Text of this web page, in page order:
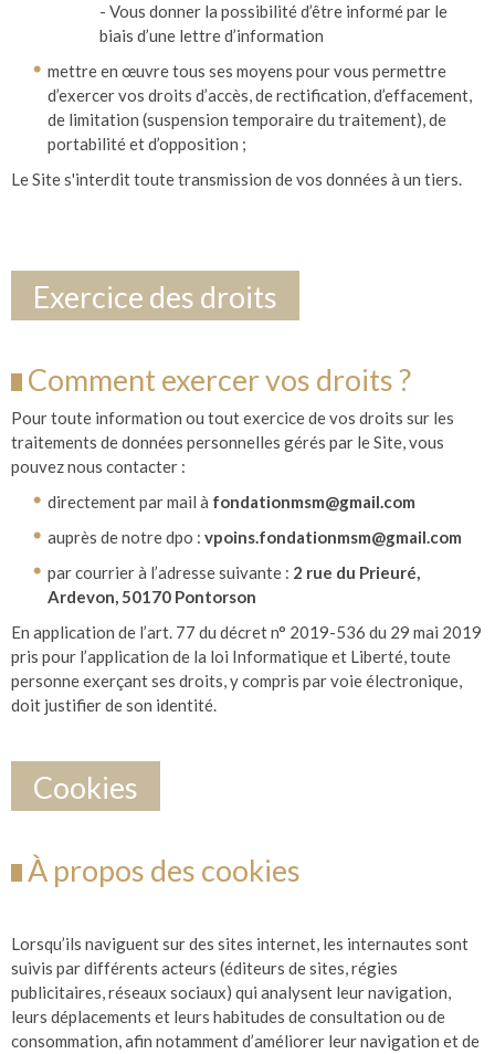
- Vous donner la possibilité d’être informé par le
biais d’une lettre d’information
mettre en œuvre tous ses moyens pour vous permettre
d’exercer vos droits d’accès, de rectification, d’effacement,
de limitation (suspension temporaire du traitement), de
portabilité et d’opposition ;
Le Site s'interdit toute transmission de vos données à un tiers.
Exercice des droits
Comment exercer vos droits ?
Pour toute information ou tout exercice de vos droits sur les
traitements de données personnelles gérés par le Site, vous
pouvez nous contacter :
directement par mail à fondationmsm@gmail.com
auprès de notre dpo : vpoins.fondationmsm@gmail.com
par courrier à l’adresse suivante : 2 rue du Prieuré,
Ardevon, 50170 Pontorson
En application de l’art. 77 du décret n° 2019-536 du 29 mai 2019
pris pour l’application de la loi Informatique et Liberté, toute
personne exerçant ses droits, y compris par voie électronique,
doit justifier de son identité.
Cookies
À propos des cookies
Lorsqu’ils naviguent sur des sites internet, les internautes sont
suivis par différents acteurs (éditeurs de sites, régies
publicitaires, réseaux sociaux) qui analysent leur navigation,
leurs déplacements et leurs habitudes de consultation ou de
consommation, afin notamment d’améliorer leur navigation et de